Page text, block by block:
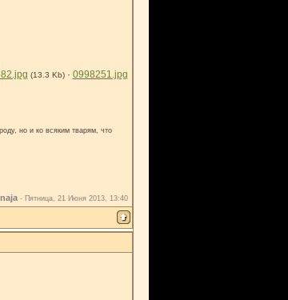
(13.3 Kb) · 0998251.jpg
но и ко всяким тварям, что
- Пятница, 21 Июня 2013, 13:40